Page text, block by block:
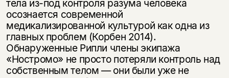
тела из-под контроля разума человека
осознается современной
медикализированной культурой как одна из
главных проблем (Корбен 2014).
Обнаруженные Рипли члены экипажа
«Ностромо» не просто потеряли контроль над
собственным телом — они были уже не